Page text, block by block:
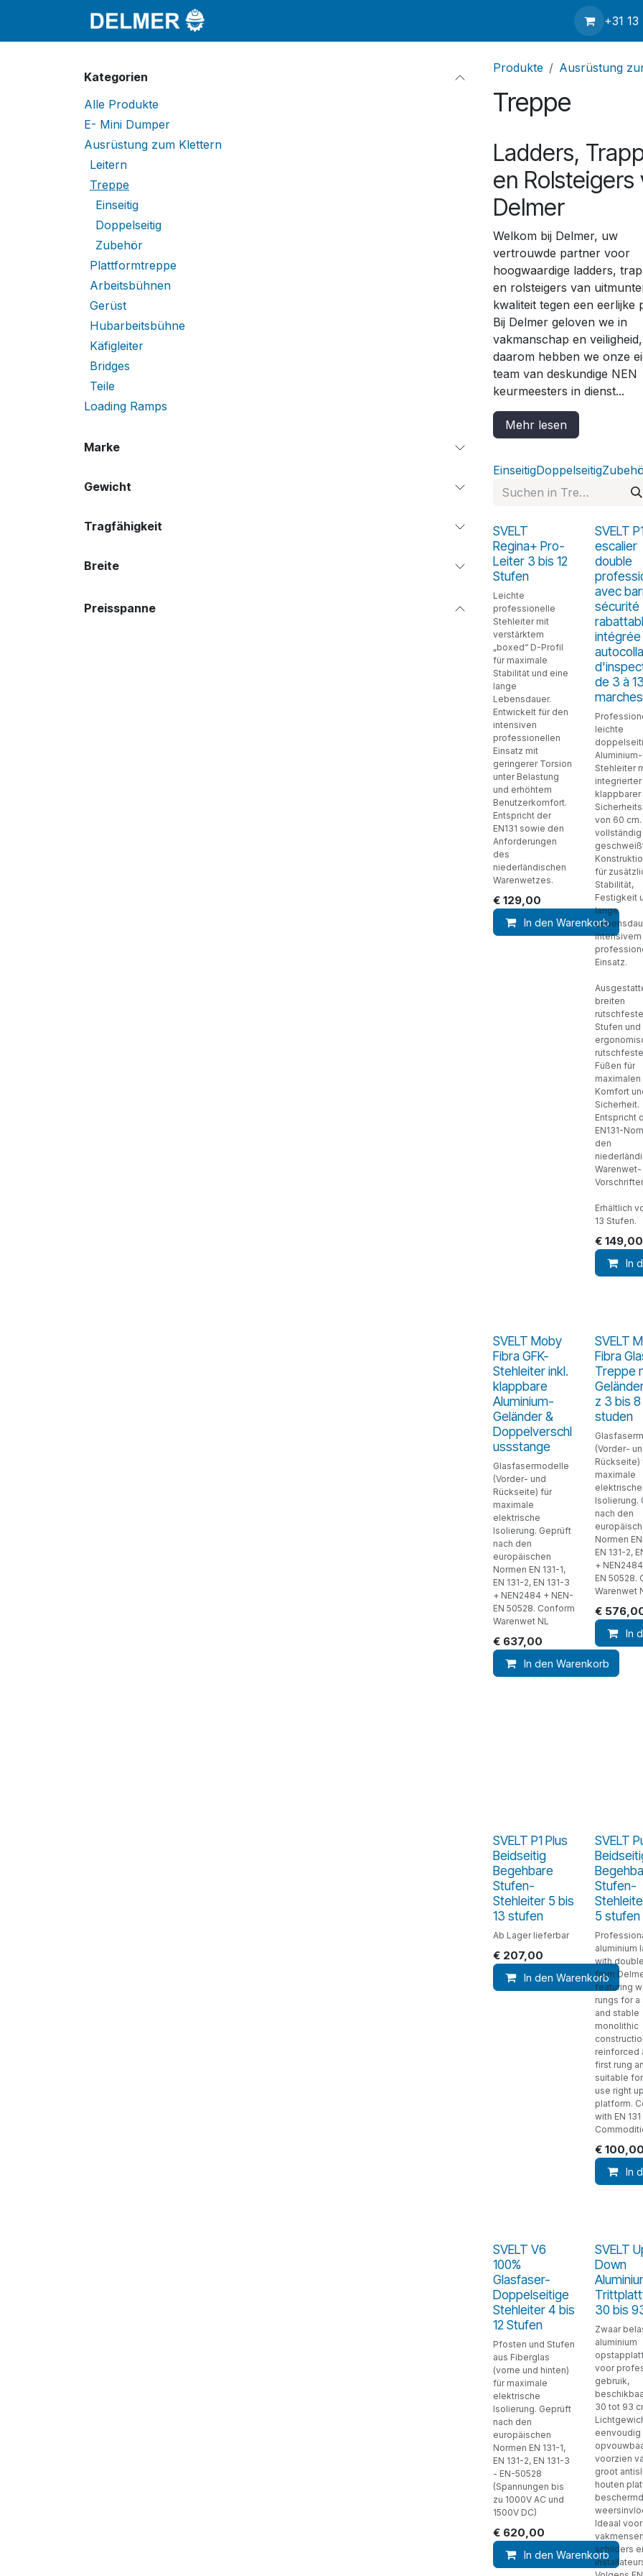
Versand
+31
Kategorien
Alle Produkte
E- Mini Dumper
Ausrüstung zum Klettern
Leitern
Treppe
Einseitig
Doppelseitig
Zubehör
Plattformtreppe
Arbeitsbühnen
Gerüst
Hubarbeitsbühne
Käfigleiter
Bridges
Teile
Loading Ramps
Marke
Gewicht
Tragfähigkeit
Breite
Preisspanne
Produkte Ausrüstung
Treppe
Ladders,
en Rolsteigers
Delmer
Welkom bij Delmer, uw
vertrouwde partner voor
hoogwaardige ladders,
en rolsteigers van
kwaliteit tegen een eerlijke
Bij Delmer geloven we in
vakmanschap en veiligheid,
daarom hebben we onze
team van deskundige NEN
keurmeesters in dienst...
Mehr lesen
EinseitigDoppelseitig
SVELT
Regina+ Pro-
Leiter 3 bis 12
Stufen
Leichte
professionelle
Stehleiter mit
verstärktem
„boxed“ D-Profil
für maximale
Stabilität und eine
lange
Lebensdauer.
Entwickelt für den
intensiven
professionellen
Einsatz mit
geringerer Torsion
unter Belastung
und erhöhtem
Benutzerkomfort.
Entspricht der
EN131 sowie den
Anforderungen
des
niederländischen
Warenwetzes.
€ 129,00
In den Warenkorb
SVELT
escalier
double
avec
sécurité
de 3 à 13
marches
leichte
Aluminium-
Stehleiter
integrierter
klappbarer
von 60 cm.
vollständig
für
Stabilität,
Festigkeit
lange
intensivem
Einsatz.
breiten
Stufen und
Füßen für
maximalen
Komfort
Sicherheit.
Entspricht
EN131-
den
Warenwet-
Erhältlich
13 Stufen.
€ 149,00
In
SVELT Moby
Fibra GFK-
Stehleiter inkl.
klappbare
Aluminium-
Geländer &
Doppelverschl
ussstange
Glasfasermodelle
(Vorder- und
Rückseite) für
maximale
elektrische
Isolierung. Geprüft
nach den
europäischen
Normen EN 131-1,
EN 131-2, EN 131-3
+ NEN2484 + NEN-
EN 50528. Conform
Warenwet NL
€ 637,00
In den Warenkorb
SVELT
Fibra
Treppe
z 3 bis 8
studen
(Vorder-
Rückseite)
maximale
elektrische
Isolierung.
nach den
Normen EN
EN 131-2,
+
EN 50528.
Warenwet
€
In
SVELT P1 Plus
Beidseitig
Begehbare
Stufen-
Stehleiter 5 bis
13 stufen
Ab Lager lieferbar
€ 207,00
In den Warenkorb
SVELT
Stufen-
5 stufen
aluminium
with
from
featuring
rungs for a
and stable
monolithic
reinforced
first rung
suitable
use right
platform.
with EN
€ 100,00
In
SVELT V6
100%
Glasfaser-
Doppelseitige
Stehleiter 4 bis
12 Stufen
Pfosten und Stufen
aus Fiberglas
(vorne und hinten)
für maximale
elektrische
Isolierung. Geprüft
nach den
europäischen
Normen EN 131-1,
EN 131-2, EN 131-3
- EN-50528
(Spannungen bis
zu 1000V AC und
1500V DC)
€ 620,00
In den Warenkorb
SVELT
Down
30 bis
Zwaar
aluminium
voor
gebruik,
30 tot 93
eenvoudig
voorzien
groot
houten
Ideaal
schilders